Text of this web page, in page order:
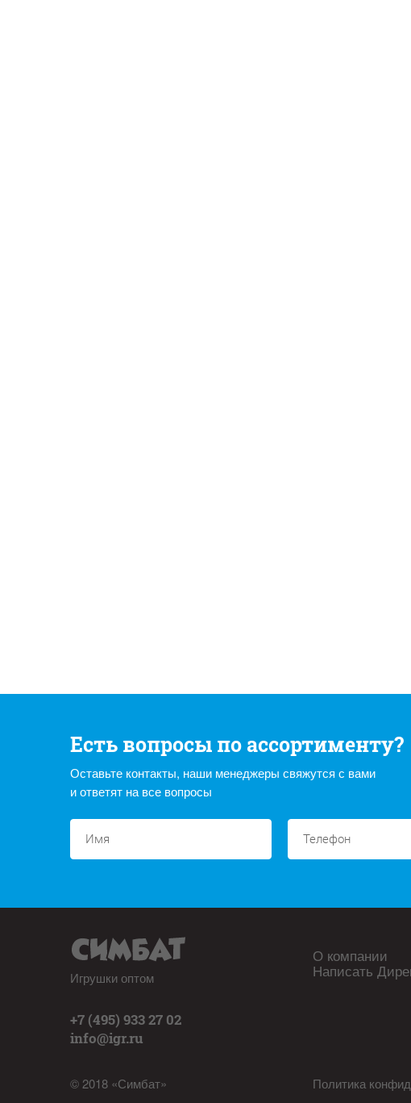
Есть вопросы по ассортименту?
Оставьте контакты, наши менеджеры свяжутся с вами
и ответят на все вопросы
Игрушки оптом
+7 (495) 933 27 02
info@igr.ru
© 2018 «Симбат»
О компании
Написать
Политика